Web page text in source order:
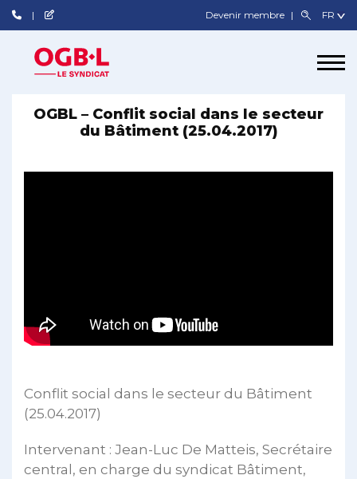
Devenir membre
OGBL – Conflit social dans le secteur
du Bâtiment (25.04.2017)
Conflit social dans le secteur du Bâtiment
(25.04.2017)
Intervenant : Jean-Luc De Matteis, Secrétaire
central, en charge du syndicat Bâtiment,